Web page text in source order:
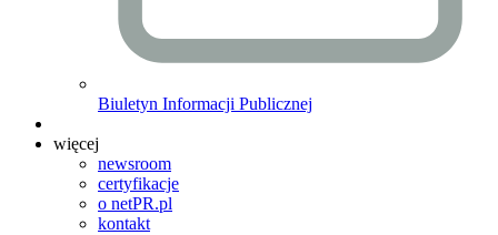
Biuletyn Informacji Publicznej
więcej
newsroom
certyfikacje
o netPR.pl
kontakt